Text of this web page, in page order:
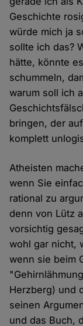
Geschichte
würde mich ja
sollte ich das?
hätte, könnte
schummeln,
warum soll ich
bringen, der
komplett
Atheisten
wenn Sie
rational zu
denn von Lütz
vorsichtig
wohl gar nicht,
wenn sie beim
Herzberg) und
seinen
und das Buch,